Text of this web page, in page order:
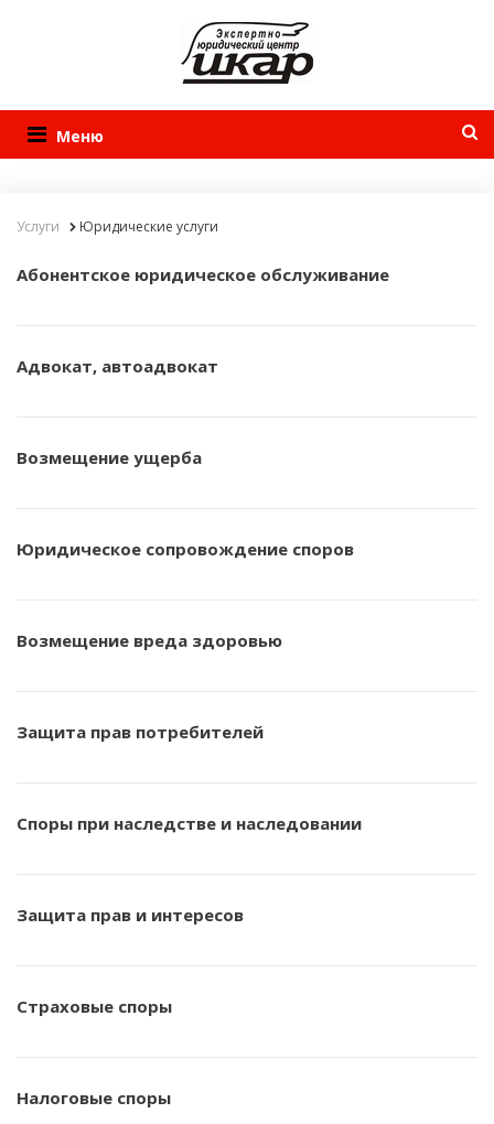
Меню
Услуги Юридические услуги
Абонентское юридическое обслуживание
Адвокат, автоадвокат
Возмещение ущерба
Юридическое сопровождение споров
Возмещение вреда здоровью
Защита прав потребителей
Споры при наследстве и наследовании
Защита прав и интересов
Страховые споры
Налоговые споры